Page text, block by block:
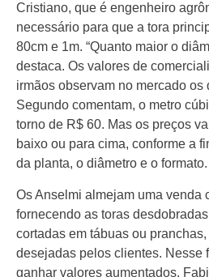
Cristiano, que é engenheiro
necessário para que a tora
80cm e 1m. “Quanto maior o
destaca. Os valores de
irmãos observam no mercado os
Segundo comentam, o metro
torno de R$ 60. Mas os preços
baixo ou para cima, conforme a
da planta, o diâmetro e o formato.
Os Anselmi almejam uma venda
fornecendo as toras
cortadas em tábuas ou
desejadas pelos clientes. Nesse
ganhar valores aumentados.